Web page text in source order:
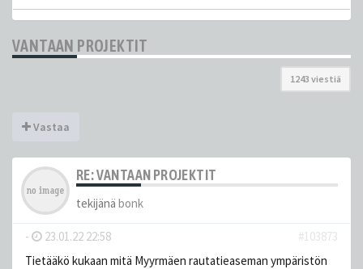
VANTAAN PROJEKTIT
1243 viestiä
Vastaa
RE: VANTAAN PROJEKTIT
tekijänä bonk
- 23.01.22 22:58
#103873
Tietääkö kukaan mitä Myyrmäen rautatieaseman ympäristön